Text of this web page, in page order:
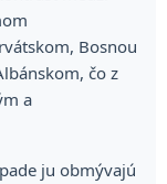
Bosnou
čo z
a
ju obmývajú